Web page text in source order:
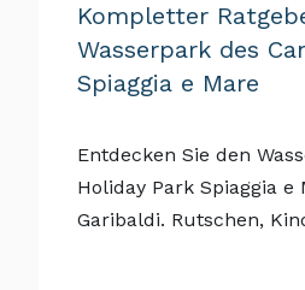
Kompletter
Wasserpark des
Spiaggia e Mare
Entdecken Sie den
Holiday Park Spiaggia e
Garibaldi. Rutschen,